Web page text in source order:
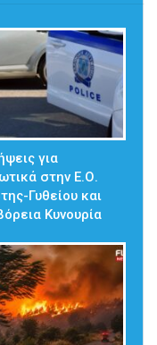
για
στην Ε.Ο.
Γυθείου και
Κυνουρία